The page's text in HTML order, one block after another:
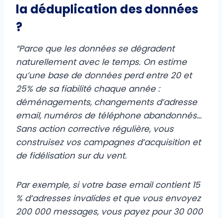
la déduplication des données
?
“Parce que les données se dégradent
naturellement avec le temps. On estime
qu’une base de données perd entre 20 et
25% de sa fiabilité chaque année :
déménagements, changements d’adresse
email, numéros de téléphone abandonnés…
Sans action corrective régulière, vous
construisez vos campagnes d’acquisition et
de fidélisation sur du vent.
Par exemple, si votre base email contient 15
% d’adresses invalides et que vous envoyez
200 000 messages, vous payez pour 30 000